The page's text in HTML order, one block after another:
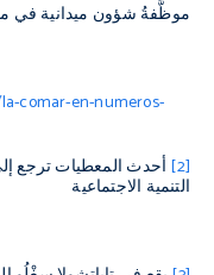
موظَّفةُ شؤون ميدانية في
comar-en-numeros-
[2]
التنمية الاجتماعية